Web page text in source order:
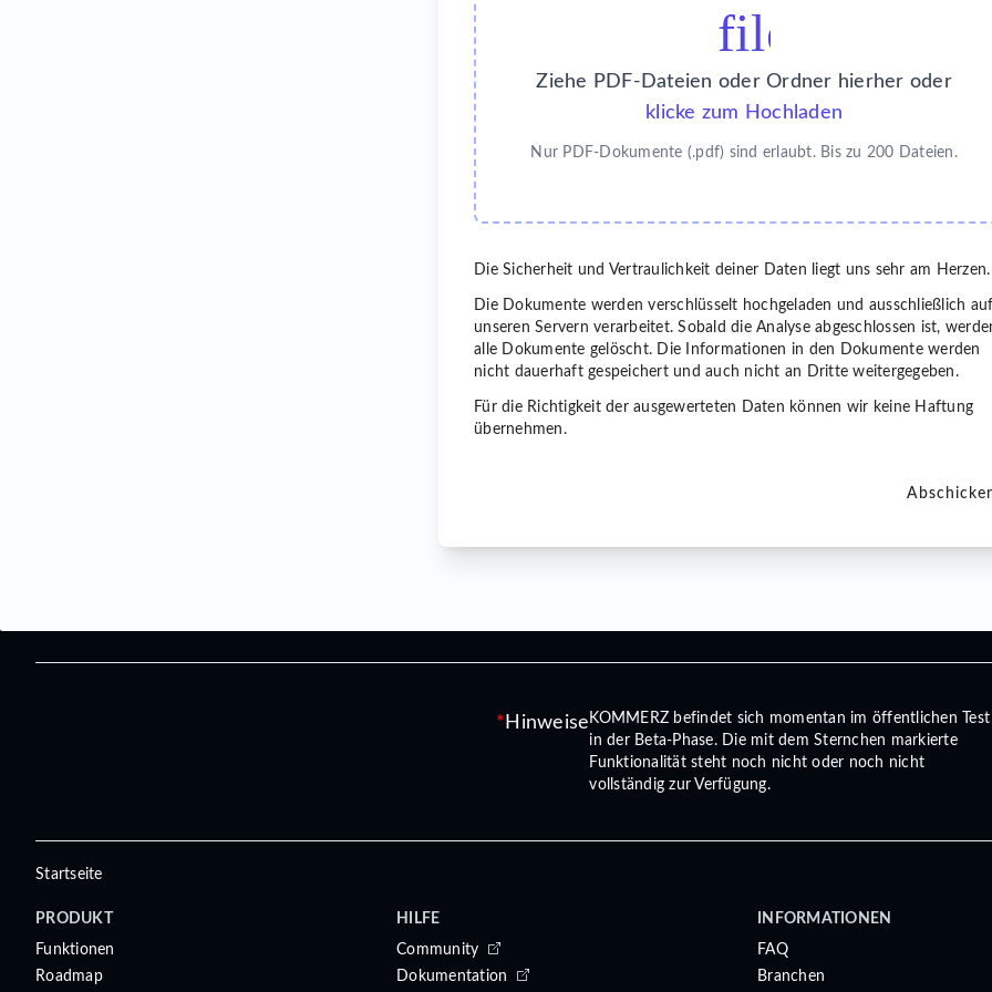
file_upload
Ziehe PDF-Dateien oder Ordner hierher oder
klicke zum Hochladen
Nur PDF-Dokumente (.pdf) sind erlaubt. Bis zu 200 Dateien.
Die Sicherheit und Vertraulichkeit deiner Daten liegt uns sehr am Herzen.
Die Dokumente werden verschlüsselt hochgeladen und ausschließlich auf
unseren Servern verarbeitet. Sobald die Analyse abgeschlossen ist,
alle Dokumente gelöscht. Die Informationen in den Dokumente werden
nicht dauerhaft gespeichert und auch nicht an Dritte weitergegeben.
Für die Richtigkeit der ausgewerteten Daten können wir keine Haftung
übernehmen.
Hinweise KOMMERZ befindet sich momentan im öffentlichen Test
in der Beta-Phase. Die mit dem Sternchen markierte
Funktionalität steht noch nicht oder noch nicht
vollständig zur Verfügung.
Startseite
PRODUKT
Funktionen
Roadmap
HILFE
Community
Dokumentation
INFORMATIONEN
FAQ
Branchen